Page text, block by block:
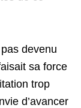
devenu
sa force
trop
d’avancer